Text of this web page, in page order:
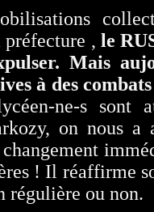
, le
Mais
à des
ne-s sont
on nous a
! Il réaffirme
régulière ou non.